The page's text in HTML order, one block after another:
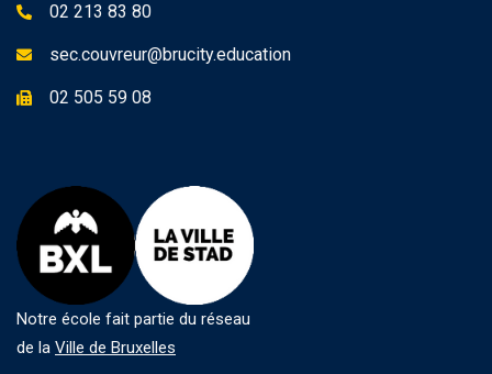
02 213 83 80
sec.couvreur@brucity.education
02 505 59 08
Notre école fait partie du réseau
de la Ville de Bruxelles